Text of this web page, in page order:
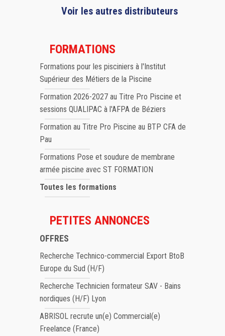
Voir les autres distributeurs
FORMATIONS
Formations pour les pisciniers à l'Institut
Supérieur des Métiers de la Piscine
Formation 2026-2027 au Titre Pro Piscine et
sessions QUALIPAC à l'AFPA de Béziers
Formation au Titre Pro Piscine au BTP CFA de
Pau
Formations Pose et soudure de membrane
armée piscine avec ST FORMATION
Toutes les formations
PETITES ANNONCES
OFFRES
Recherche Technico-commercial Export BtoB
Europe du Sud (H/F)
Recherche Technicien formateur SAV - Bains
nordiques (H/F) Lyon
ABRISOL recrute un(e) Commercial(e)
Freelance (France)